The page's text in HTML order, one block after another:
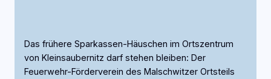
Das frühere Sparkassen-Häuschen im Ortszentrum
von Kleinsaubernitz darf stehen bleiben: Der
Feuerwehr-Förderverein des Malschwitzer Ortsteils